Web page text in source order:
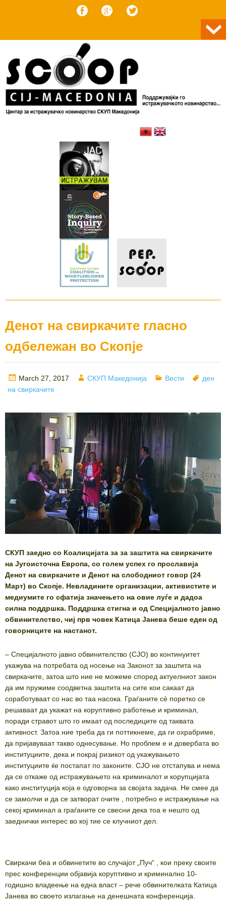
Денот на свиркачите гласно
одбележан во Скопје
Posted
on
March 27, 2017 Author
СКУП Македонија Categories
Вести Tags
ден
на свиркачите
СКУП заедно со Коалицијата за за заштита на свиркачите
на Југоисточна Европа, со голем успех го прославија
Денот на свиркачите и Денот на слободниот говор (24
Март) во Скопје. Невладините организации, активистите и
медиумите го сфатија значењето на овие луѓе и дадоа
силна поддршка. Поддршка стигна и од Специјалното јавно
обвинителство, чиј прв човек Катица Јанева беше еден од
говорниците на настанот.
– Специјалното јавно обвинителство (СЈО) во континуитет
укажува на потребата од носење на Законот за заштита на
свиркачите, затоа што ние не можеме според актуелниот закон
да им пружиме соодветна заштита на сите кои сакаат да
соработуваат со нас во таа насока. Граѓаните сѐ поретко се
решаваат да укажат на коруптивно работење и криминал,
поради стравот што го имаат од последиците од таквата
активност. Затоа ние треба да ги поттикнеме, да ги охрабриме,
да пријавуваат такво однесување. Но проблем е и довербата во
институциите, дека и покрај ризикот од укажувањето
институциите ќе постапат по законите. СЈО не отстапува и нема
да се откаже од истражувањето на криминалот и корупцијата
како институција која е одговорна за својата задача. Не смее да
се замолчи и да се затворат очите , потребно е истражување на
секој криминал а граѓаните се свесни дека тоа е нешто од
заеднички интерес во кој тие се клучниот дел.
Свиркачи беа и обвинетите во случајот „Пуч“ , кои преку своите
прес конференции објавија коруптивно и криминално 10-
годишно владеење на една власт – рече обвинителката Катица
Јанева во своето излагање на денешната конференција.